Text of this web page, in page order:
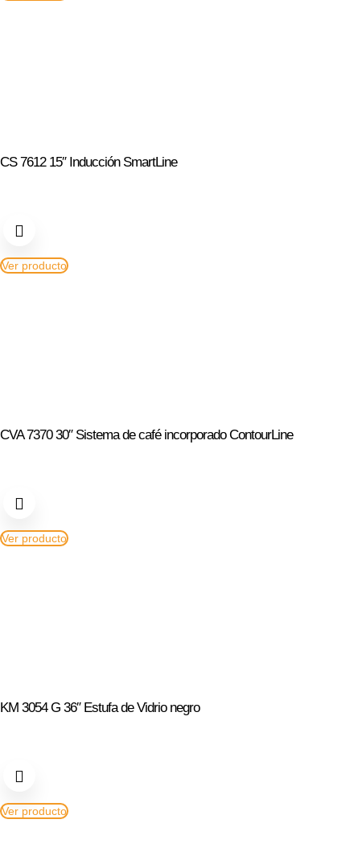
CS 7612 15″ Inducción SmartLine
Ver producto
CVA 7370 30″ Sistema de café incorporado ContourLine
Ver producto
KM 3054 G 36″ Estufa de Vidrio negro
Ver producto